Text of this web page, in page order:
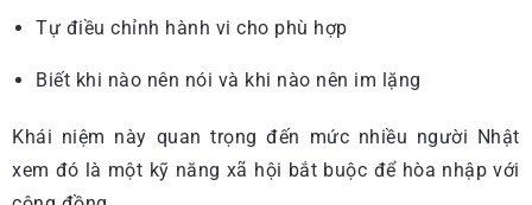
Tự điều chỉnh hành vi cho phù hợp
Biết khi nào nên nói và khi nào nên im lặng
Khái niệm này quan trọng đến mức nhiều người Nhật
xem đó là một kỹ năng xã hội bắt buộc để hòa nhập với